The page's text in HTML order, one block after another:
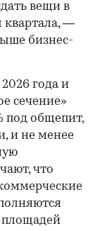
вещи в
квартала, —
бизнес-
года и
сечение»
под общепит,
и не менее
что
площадей